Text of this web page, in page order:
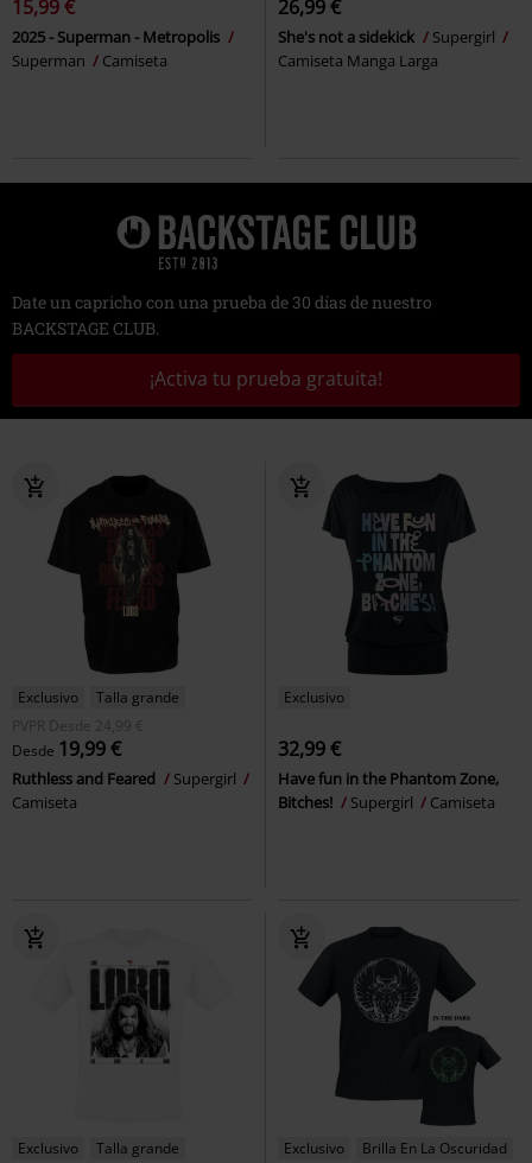
15,99 €
2025 - Superman - Metropolis
Superman
Camiseta
26,99 €
She's not a sidekick
Supergirl
Camiseta Manga Larga
Date un capricho con una prueba de 30 días de nuestro
BACKSTAGE CLUB.
¡Activa tu prueba gratuita!
Exclusivo
Talla grande
PVPR
Desde 24,99 €
Desde 19,99 €
Ruthless and Feared
Supergirl
Camiseta
Exclusivo
32,99 €
Have fun in the Phantom Zone,
Bitches!
Supergirl Camiseta
Exclusivo Talla grande Exclusivo Brilla En La Oscuridad